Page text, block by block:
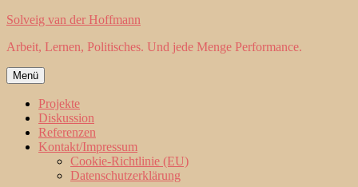
Zum
springen
Solveig van der Hoffmann
Arbeit, Lernen, Politisches. Und jede Menge Performance.
Menü
Projekte
Diskussion
Referenzen
Kontakt/Impressum
Cookie-Richtlinie (EU)
Datenschutzerklärung